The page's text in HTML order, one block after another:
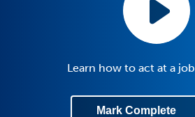
Learn how to act at a
Mark Complete